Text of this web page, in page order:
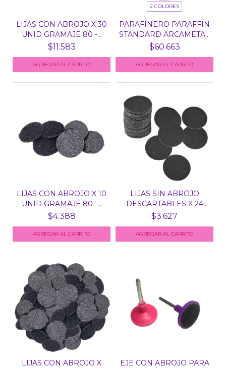
LIJAS CON ABROJO X 30
UNID GRAMAJE 80 -...
$11.583
2 COLORES
PARAFINERO PARAFFIN
STANDARD ARCAMETAL
8...
$60.663
AGREGAR AL CARRITO
LIJAS CON ABROJO X 10
UNID GRAMAJE 80 -...
$4.388
LIJAS SIN ABROJO
DESCARTABLES X 24
UNID...
$3.627
LIJAS CON ABROJO X
EJE CON ABROJO PARA